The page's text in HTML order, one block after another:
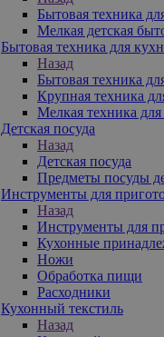
Бытовая техника
Мелкая детская
Бытовая техника для
Назад
Бытовая техника
Крупная техника
Мелкая техника
Детская посуда
Назад
Детская посуда
Предметы посуды
Инструменты для
Назад
Инструменты для
Кухонные
Ножи
Обработка пищи
Расходники
Кухонный текстиль
Назад